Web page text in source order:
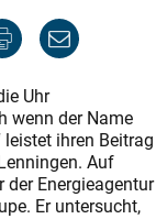
Uhr
wenn der Name
ihren Beitrag
Auf
Energieagentur
Er untersucht,